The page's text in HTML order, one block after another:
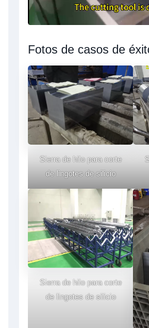
Fotos de casos de
Sierra de hilo para corte
de lingotes de silicio
Sierra de hilo para corte
de lingotes de silicio